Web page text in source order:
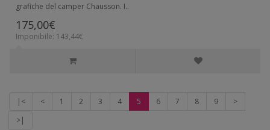
grafiche del camper Chausson. I..
175,00€
Imponibile: 143,44€
|< < 1 2 3 4 5 6 7 8 9
>
>|